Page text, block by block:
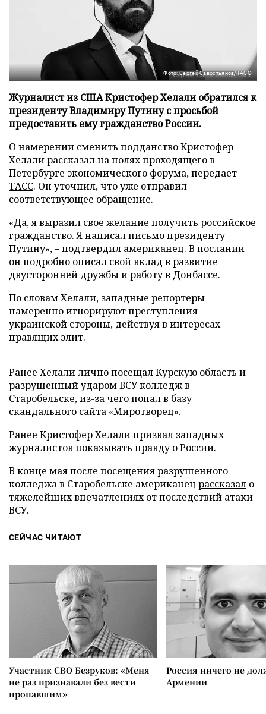
Фото: Сергей Савостьянов/ТАСС
Журналист из США Кристофер Хелали обратился к
президенту Владимиру Путину с просьбой
предоставить ему гражданство России.
О намерении сменить подданство Кристофер
Хелали рассказал на полях проходящего в
Петербурге экономического форума, передает
ТАСС. Он уточнил, что уже отправил
соответствующее обращение.
«Да, я выразил свое желание получить российское
гражданство. Я написал письмо президенту
Путину», – подтвердил американец. В послании
он подробно описал свой вклад в развитие
двусторонней дружбы и работу в Донбассе.
По словам Хелали, западные репортеры
намеренно игнорируют преступления
украинской стороны, действуя в интересах
правящих элит.
Ранее Хелали лично посещал Курскую область и
разрушенный ударом ВСУ колледж в
Старобельске, из-за чего попал в базу
скандального сайта «Миротворец».
Ранее Кристофер Хелалипризвал западных
журналистов показывать правду о России.
В конце мая после посещения разрушенного
колледжа в Старобельске американец рассказал о
тяжелейших впечатлениях от последствий атаки
ВСУ.
СЕЙЧАС ЧИТАЮТ
Участник СВО Безруков: «Меня
не раз признавали без вести
пропавшим»
Россия ничего не
Армении